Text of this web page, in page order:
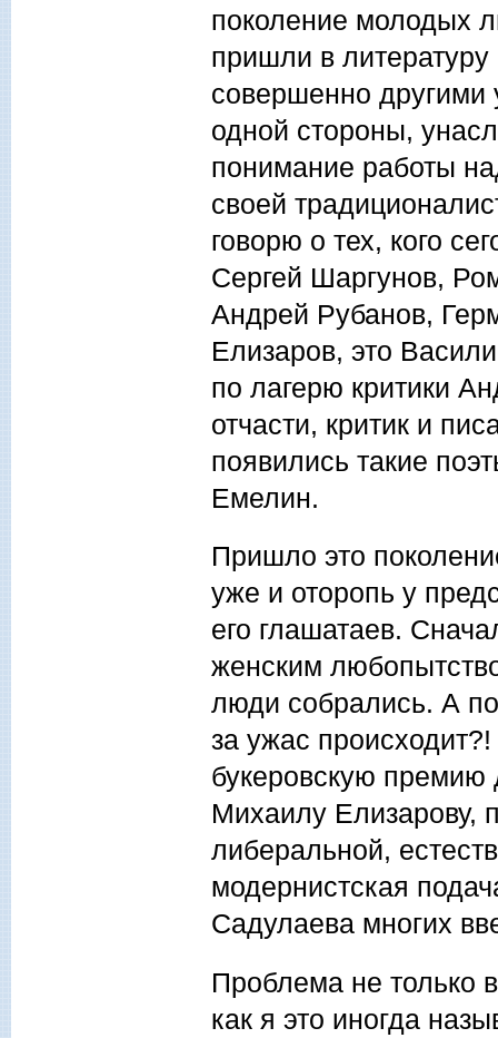
поколение молодых
пришли в
совершенно другими
одной стороны,
понимание работы
своей
говорю о тех, кого
Сергей Шаргунов,
Андрей Рубанов,
Елизаров, это
по лагерю критики
отчасти, критик и
появились такие
Емелин.
Пришло это
уже и оторопь у
его глашатаев.
женским
люди собрались. А
за ужас
букеровскую
Михаилу Елизарову,
либеральной,
модернистская
Садулаева многих
Проблема не только
как я это иногда